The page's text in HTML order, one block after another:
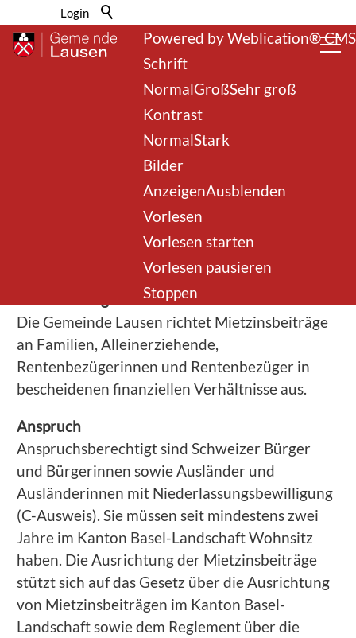
Powered by Weblication® CMS
Schrift
NormalGroßSehr groß
Kontrast
NormalStark
Bilder
AnzeigenAusblenden
Vorlesen
Vorlesen starten
Vorlesen pausieren
Stoppen
Login
Mietzinsbeiträge
Die Gemeinde Lausen richtet Mietzinsbeiträge
an Familien, Alleinerziehende,
Rentenbezügerinnen und Rentenbezüger in
bescheidenen finanziellen Verhältnisse aus.
Anspruch
Anspruchsberechtigt sind Schweizer Bürger
und Bürgerinnen sowie Ausländer und
Ausländerinnen mit Niederlassungsbewilligung
(C-Ausweis). Sie müssen seit mindestens zwei
Jahre im Kanton Basel-Landschaft Wohnsitz
haben. Die Ausrichtung der Mietzinsbeiträge
stützt sich auf das Gesetz über die Ausrichtung
von Mietzinsbeiträgen im Kanton Basel-
Landschaft sowie dem Reglement über die